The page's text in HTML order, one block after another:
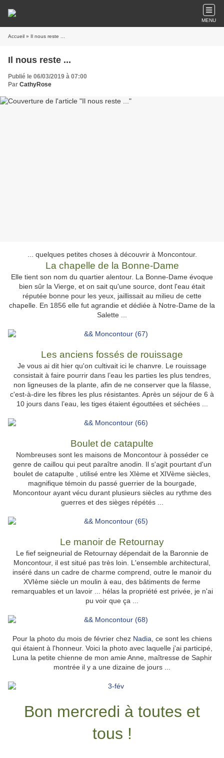
MENU
Accueil » Il nous reste ...
Il nous reste ...
Publié le 06/03/2019 à 07:00
Par CathyRose
... quelques petites choses à découvrir à Moncontour.
La chapelle de la Bonne-Dame
Elle tient son nom du quartier alentour. La Bonne-Dame évoque
bien sûr la Vierge, et on sait qu'une source, dont l'eau était
réputée bonne pour les yeux, jaillissait au milieu de cette
chapelle. En 1856 elle fut agrandie et dédiée à Notre-Dame de la
Salette ...
Les anciens fossés de rouissage
Je vous ai dit hier qu'on cultivait ici le chanvre. Le rouissage
consistait à faire pourrir dans l’eau les parties les plus tendres,
non ligneuses de la plante, afin de ne conserver que la filasse,
c'est-à-dire les fibres les plus résistantes. Après un séjour de 6 à
10 jours dans l’eau, les tiges étaient égouttées et séchées ...
Boulet de catapulte
Nombreuses sont les maisons de Moncontour à posséder ce
genre de caillou qui peut paraître anodin. Il s'agit pourtant d'un
boulet de catapulte , utilisé entre les XIème et XIVème siècles,
magnifique témoin du passé guerrier de la bourgade,
Moncontour ayant vécu durant plusieurs siècles au rythme des
guerres et des sièges répétés ...
Le manoir de Retournay
Le fief seigneurial de Retournay dépendait de la Baronnie de
Moncontour, il est situé pas très loin. L'ensemble architectural,
inséré dans un cadre de charme comprend, outre le manoir du
XVIème siècle un moulin à eau, des bâtiments de ferme
remarquables et un lavoir ... hélas la propriété est privée, je n'ai
pu voir que ça ...
Pour la photo du mois de février chez Nadia , ce sont les chiens
qui étaient à l'honneur. Voici la photo avec laquelle j'ai participé,
Luna la petite chienne de mon amie Anne, maîtresse de Saphir
montrée il y a une dizaine de jours ...
Bon mercredi à toutes et
tous !